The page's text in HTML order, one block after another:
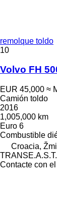
remolque toldo
10
Volvo FH
EUR 45,000 ≈
Camión toldo
2016
1,005,000 km
Euro 6
Combustible
Croacia,
Contacte con